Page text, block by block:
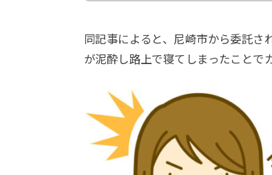
同記事によると、尼崎市から委託
が泥酔し路上で寝てしまったことで